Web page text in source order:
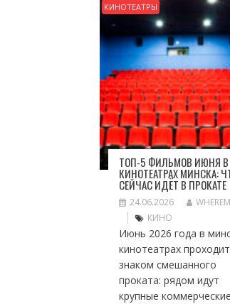
КИНОТЕАТРЫ
ТОП-5 ФИЛЬМОВ ИЮНЯ В
КИНОТЕАТРАХ МИНСКА:
СЕЙЧАС ИДЁТ В ПРОКАТЕ
24.06.2026
КИНО
Июнь 2026 года в
кинотеатрах
знаком смешанного
проката: рядом идут
крупные коммерческие